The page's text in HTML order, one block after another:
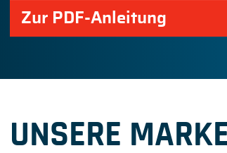
Zur PDF-Anleitung
UNSERE